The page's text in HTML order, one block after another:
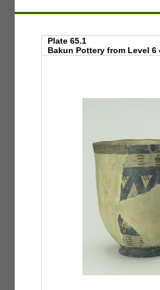
Plate 65.1
Bakun Pottery from Level 6